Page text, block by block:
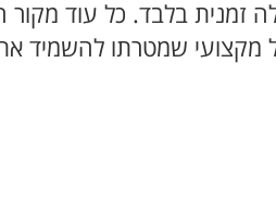
זמנית בלבד. כל עוד מקור
מקצועי שמטרתו להשמיד